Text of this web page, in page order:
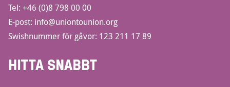
Tel: +46 (0)8 798 00 00
E-post: info@uniontounion.org
Swishnummer för gåvor: 123 211 17 89
HITTA SNABBT